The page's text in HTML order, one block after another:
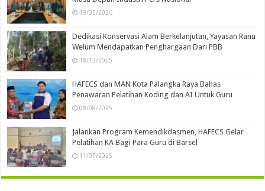
19/05/2026
Dedikasi Konservasi Alam Berkelanjutan, Yayasan Ranu
Welum Mendapatkan Penghargaan Dari PBB
18/12/2025
HAFECS dan MAN Kota Palangka Raya Bahas
Penawaran Pelatihan Koding dan AI Untuk Guru
08/08/2025
Jalankan Program Kemendikdasmen, HAFECS Gelar
Pelatihan KA Bagi Para Guru di Barsel
11/07/2025